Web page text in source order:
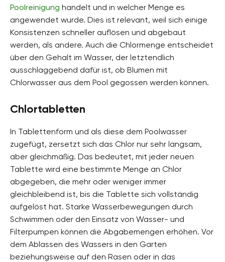
Poolreinigung handelt und in welcher Menge es
angewendet wurde. Dies ist relevant, weil sich einige
Konsistenzen schneller auflösen und abgebaut
werden, als andere. Auch die Chlormenge entscheidet
über den Gehalt im Wasser, der letztendlich
ausschlaggebend dafür ist, ob Blumen mit
Chlorwasser aus dem Pool gegossen werden können.
Chlortabletten
In Tablettenform und als diese dem Poolwasser
zugefügt, zersetzt sich das Chlor nur sehr langsam,
aber gleichmäßig. Das bedeutet, mit jeder neuen
Tablette wird eine bestimmte Menge an Chlor
abgegeben, die mehr oder weniger immer
gleichbleibend ist, bis die Tablette sich vollständig
aufgelöst hat. Starke Wasserbewegungen durch
Schwimmen oder den Einsatz von Wasser- und
Filterpumpen können die Abgabemengen erhöhen. Vor
dem Ablassen des Wassers in den Garten
beziehungsweise auf den Rasen oder in das